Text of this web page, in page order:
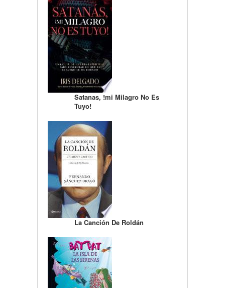
Satanas, !mi Milagro No Es
Tuyo!
La Canción De Roldán